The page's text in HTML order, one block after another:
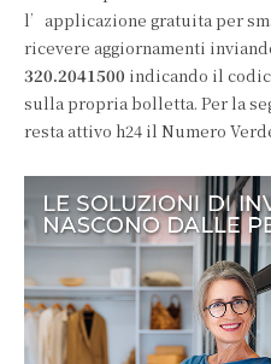
l’applicazione gratuita per
ricevere aggiornamenti
320.2041500 indicando il
sulla propria bolletta. Per la
resta attivo h24 il Numero